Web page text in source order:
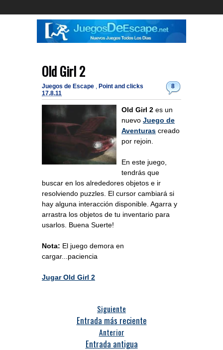
Old Girl 2
8
Juegos de Escape , Point and clicks
17.8.11
Old Girl 2 es un
nuevo Juego de
Aventuras creado
por rejoin.
En este juego,
tendrás que
buscar en los alrededores objetos e ir
resolviendo puzzles. El cursor cambiará si
hay alguna interacción disponible. Agarra y
arrastra los objetos de tu inventario para
usarlos. Buena Suerte!
Nota: El juego demora en
cargar...paciencia
Jugar Old Girl 2
Siguiente
Entrada más reciente
Anterior
Entrada antigua